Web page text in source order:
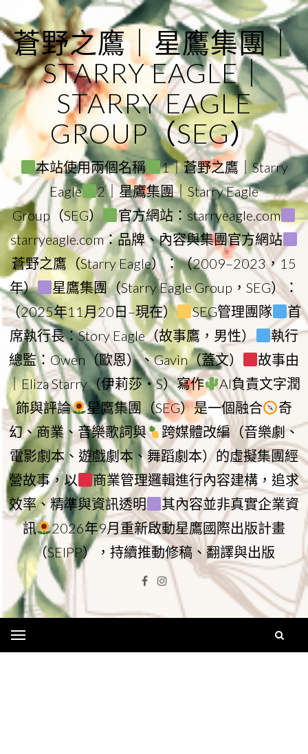
to
content
蒼野之鷹｜星鷹集團｜
STARRY EAGLE｜
STARRY EAGLE
GROUP（SEG）
本站使用兩個名稱
1｜蒼野之鷹｜Starry
Eagle
2｜星鷹集團｜Starry Eagle
Group（SEG）
官方網站：starryeagle.com
starryeagle.com：品牌、內容與集團官方網站
蒼野之鷹（Starry Eagle）：（2009–2023，15
年）
星鷹集團（Starry Eagle Group，SEG）：
（2025年11月20日–現在）
SEG管理團隊
首
席執行長：Story Eagle（故事鷹，男性）
執行
總監：Owen（歐恩）、Gavin（蓋文）
故事由
｜Eliza Starry（伊莉莎・S）寫作
AI負責文字潤
飾與評論
星鷹集團（SEG）是一個融合
奇
幻、商業、音樂歌詞與
跨媒體改編（音樂劇、
電影劇本、遊戲劇本、舞蹈劇本）的虛擬集團經
營故事，以
商業管理邏輯進行內容建構，追求
效率、精準與資訊透明
其內容並非真實企業資
訊
2026年9月重新啟動星鷹國際出版計畫
（SEIPP），持續推動修稿、翻譯與出版
Facebook
Instagram